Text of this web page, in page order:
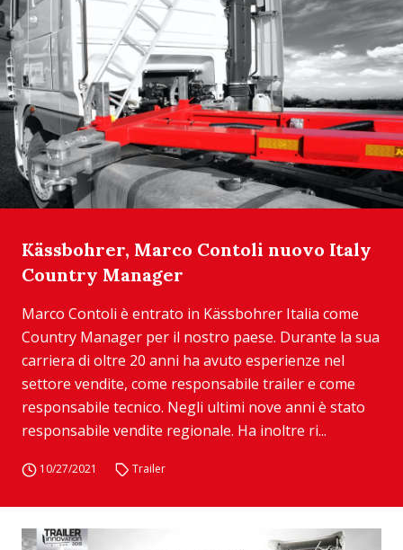
Kässbohrer, Marco Contoli nuovo Italy
Country Manager
Marco Contoli è entrato in Kässbohrer Italia come
Country Manager per il nostro paese. Durante la sua
carriera di oltre 20 anni ha avuto esperienze nel
settore vendite, come responsabile trailer e come
responsabile tecnico. Negli ultimi nove anni è stato
responsabile vendite regionale. Ha inoltre ri...
10/27/2021 Trailer